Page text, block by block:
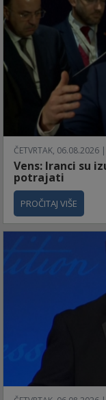
ČETVRTAK, 06.08.2026
Vens: Iranci su
potrajati
PROČITAJ VIŠE